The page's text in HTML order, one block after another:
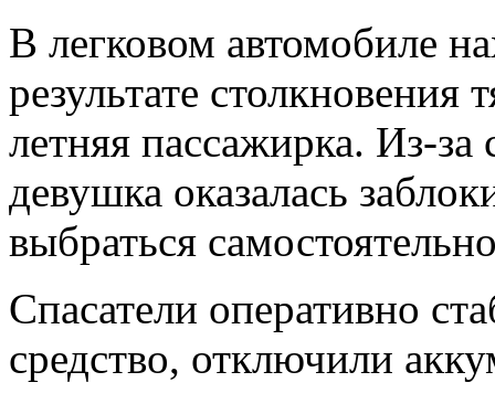
В легковом автомобиле
результате
летняя пассажирка. Из-
девушка оказалась
выбраться
Спасатели оперативно
средство, отключили